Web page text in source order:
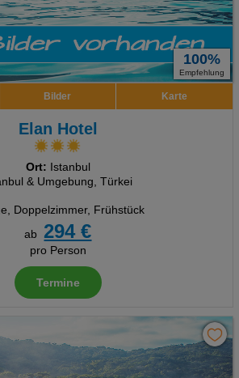
100%
Empfehlung
Bilder Karte
Elan Hotel
Ort: Istanbul
& Umgebung, Türkei
, Doppelzimmer, Frühstück
ab
294 €
pro Person
Termine